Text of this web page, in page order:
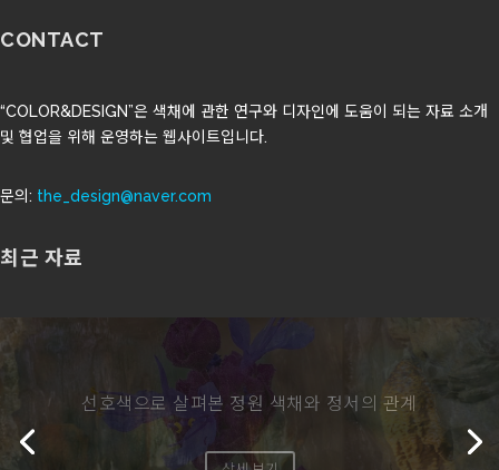
CONTACT
“COLOR&DESIGN”은 색채에 관한 연구와 디자인에 도움이 되는 자료 소개
및 협업을 위해 운영하는 웹사이트입니다.
문의: the_design@naver.com
최근 자료
지하에 쌓인 색의 시간: 노스페나인스 폐광의 광
물색